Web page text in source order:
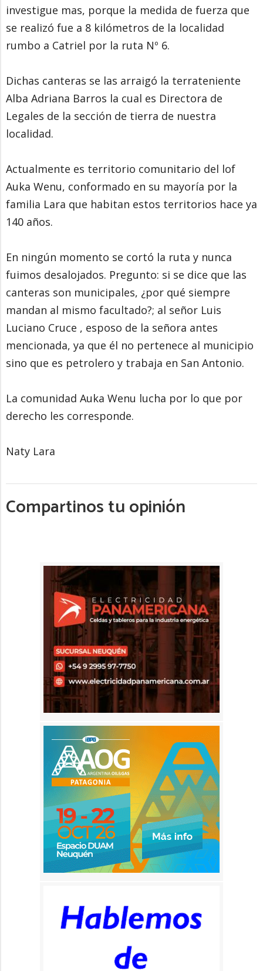
investigue mas, porque la medida de fuerza que
se realizó fue a 8 kilómetros de la localidad
rumbo a Catriel por la ruta Nº 6.
Dichas canteras se las arraigó la terrateniente
Alba Adriana Barros la cual es Directora de
Legales de la sección de tierra de nuestra
localidad.
Actualmente es territorio comunitario del lof
Auka Wenu, conformado en su mayoría por la
familia Lara que habitan estos territorios hace ya
140 años.
En ningún momento se cortó la ruta y nunca
fuimos desalojados. Pregunto: si se dice que las
canteras son municipales, ¿por qué siempre
mandan al mismo facultado?; al señor Luis
Luciano Cruce , esposo de la señora antes
mencionada, ya que él no pertenece al municipio
sino que es petrolero y trabaja en San Antonio.
La comunidad Auka Wenu lucha por lo que por
derecho les corresponde.
Naty Lara
Compartinos tu opinión